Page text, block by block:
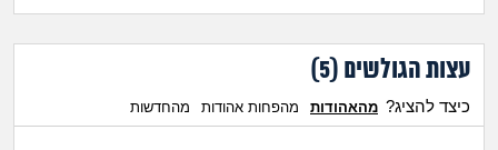
יוקר המחיה
עצות הגולשים (5
)
כיצד להציג? מהאהודות מהפחות אהודות מהחדשות